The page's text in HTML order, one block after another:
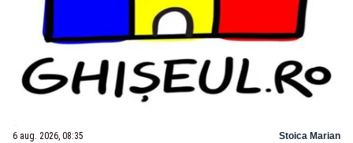
6 aug. 2026, 08:35 Stoica Marian